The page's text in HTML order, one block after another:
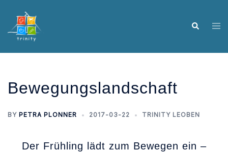
content
Search
Bewegungslandschaft
BY PETRA PLONNER 2017-03-22 TRINITY LEOBEN
Der Frühling lädt zum Bewegen ein –